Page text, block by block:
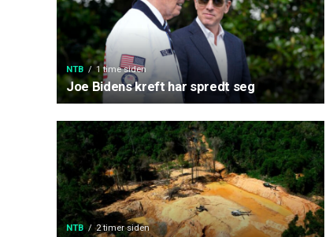
NTB 1 time siden
Joe Bidens kreft har spredt seg
NTB 2 timer siden